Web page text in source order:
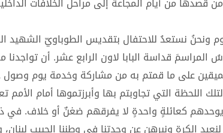
قداسة البابا لاون الرابع عشر. أن
على ما قمتم به من مشاركة وخدمة يوم وصول
اللحظة التي تجاوبتم بها وأبرزتموها أمام الأمم
كعائلةٍ واحدةٍ لا يفرقهم ضغنٌ أو خلاف. في
الكرة ونبرهن عن وحدتنا في وطننا الحبيب